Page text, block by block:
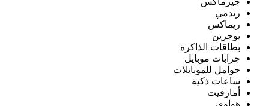
ريدمي
ريماكس
يوجرين
بطاقات الذاكرة
جرابات موبايل
حوامل للموبايلات
ساعات ذكية
أمازفيت